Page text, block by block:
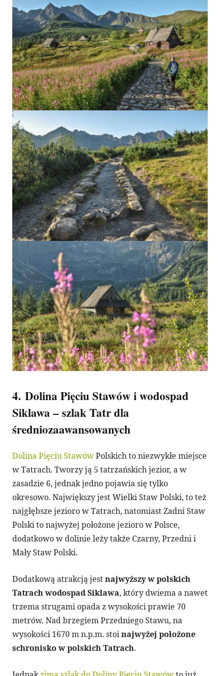
4. Dolina Pięciu Stawów i wodospad
Siklawa – szlak Tatr dla
średniozaawansowanych
Dolina Pięciu StawówPolskich to niezwykłe miejsce
w Tatrach. Tworzy ją 5 tatrzańskich jezior, a w
zasadzie 6, jednak jedno pojawia się tylko
okresowo. Największy jest Wielki Staw Polski, to też
najgłębsze jezioro w Tatrach, natomiast Zadni Staw
Polski to najwyżej położone jezioro w Polsce,
dodatkowo w dolinie leży także Czarny, Przedni i
Mały Staw Polski.
Dodatkową atrakcją jestnajwyższy w polskich
Tatrach wodospad Siklawa, który dwiema a nawet
trzema strugami opada z wysokości prawie 70
metrów. Nad brzegiem Przedniego Stawu, na
wysokości 1670 m n.p.m. stoinajwyżej położone
schronisko w polskich Tatrach.